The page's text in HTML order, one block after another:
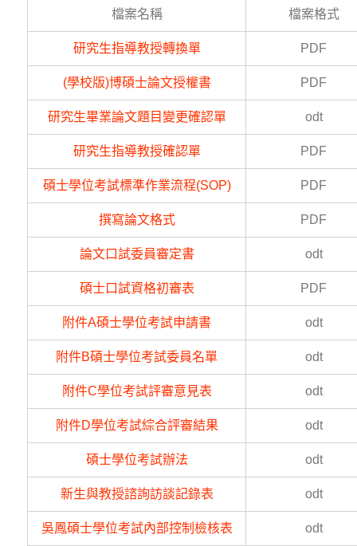
檔案名稱 檔案格式
研究生指導教授轉換單 PDF
(學校版)博碩士論文授權書 PDF
研究生畢業論文題目變更確認單 odt
研究生指導教授確認單 PDF
碩士學位考試標準作業流程(SOP) PDF
撰寫論文格式 PDF
論文口試委員審定書 odt
碩士口試資格初審表 PDF
附件A碩士學位考試申請書 odt
附件B碩士學位考試委員名單 odt
附件C學位考試評審意見表 odt
附件D學位考試綜合評審結果 odt
碩士學位考試辦法 odt
新生與教授諮詢訪談記錄表 odt
吳鳳碩士學位考試內部控制檢核表 odt